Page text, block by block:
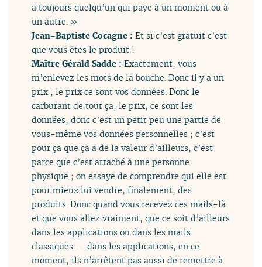
a toujours quelqu’un qui paye à un moment ou à
un autre. »
Jean-Baptiste Cocagne :Et si c’est gratuit c’est
que vous êtes le produit !
Maître Gérald Sadde :Exactement, vous
m’enlevez les mots de la bouche. Donc il y a un
prix ; le prix ce sont vos données. Donc le
carburant de tout ça, le prix, ce sont les
données, donc c’est un petit peu une partie de
vous-même vos données personnelles ; c’est
pour ça que ça a de la valeur d’ailleurs, c’est
parce que c’est attaché à une personne
physique ; on essaye de comprendre qui elle est
pour mieux lui vendre, finalement, des
produits. Donc quand vous recevez ces mails-là
et que vous allez vraiment, que ce soit d’ailleurs
dans les applications ou dans les mails
classiques — dans les applications, en ce
moment, ils n’arrêtent pas aussi de remettre à